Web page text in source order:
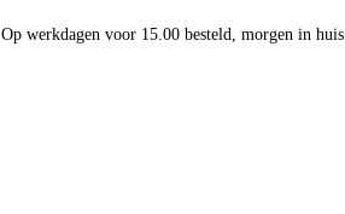
Op werkdagen voor 15.00 besteld, morgen in huis